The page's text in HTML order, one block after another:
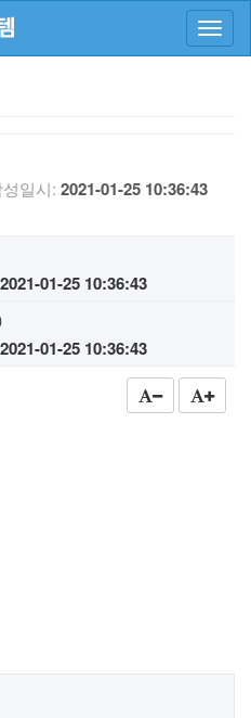
일시: 2021-01-25 10:36:43
2021-01-25 10:36:43
2021-01-25 10:36:43